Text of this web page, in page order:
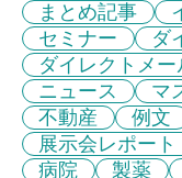
まとめ記事
セミナー
ダ
ダイレクトメー
ニュース
マ
不動産
例文
展示会レポート
病院
製薬